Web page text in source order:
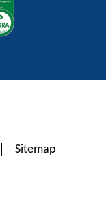
Sitemap